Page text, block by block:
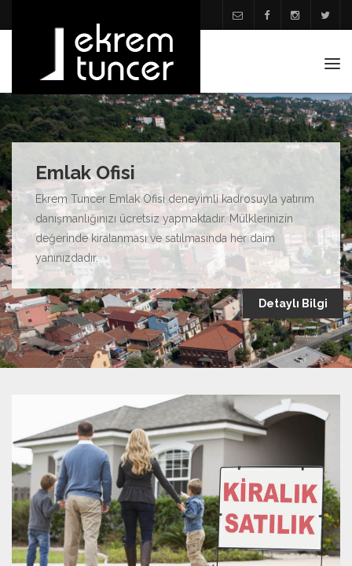
Emlak Ofisi
Ekrem Tuncer Emlak Ofisi deneyimli kadrosuyla yatırım
danışmanlığınızı ücretsiz yapmaktadır. Mülklerinizin
değerinde kiralanması ve satılmasında her daim
yanınızdadır.
Detaylı Bilgi